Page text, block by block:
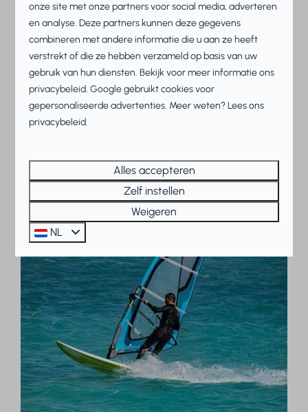
Eten en drinken
Beach Resorts Makkum heeft een sfeervol restaurant
met terras aan het strand, een ijssalon en
onze site met onze partners voor social media, adverteren
en analyse. Deze partners kunnen deze gegevens
combineren met andere informatie die u aan ze heeft
verstrekt of die ze hebben verzameld op basis van uw
gebruik van hun diensten. Bekijk voor meer informatie ons
privacybeleid.Googlegebruikt cookies voor
gepersonaliseerde advertenties. Meer weten? Lees ons
privacybeleid.
Alles accepteren
Zelf instellen
Weigeren
NL